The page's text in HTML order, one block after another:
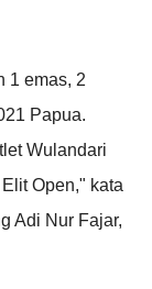
1 emas, 2
Papua.
Wulandari
Open," kata
Adi Nur Fajar,